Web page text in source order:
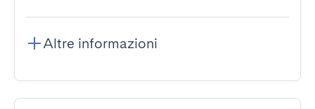
Altre informazioni